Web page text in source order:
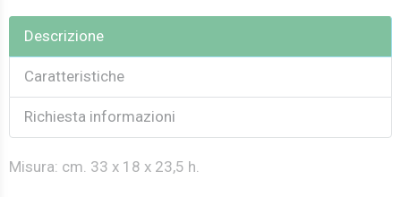
Descrizione
Caratteristiche
Richiesta informazioni
Misura: cm. 33 x 18 x 23,5 h.